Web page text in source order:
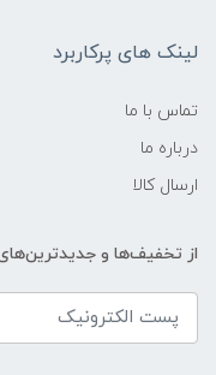
لینک های پرکاربرد
تماس با ما
درباره ما
ارسال کالا
از تخفیف‌ها و